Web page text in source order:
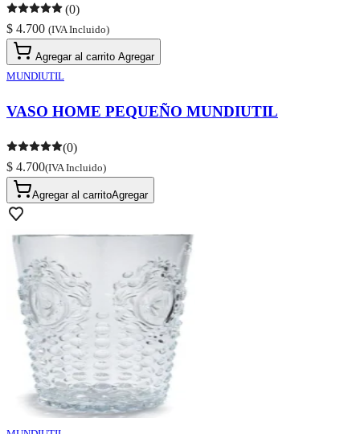
(0)
$ 4.700 (IVA Incluido)
Agregar al carrito Agregar
MUNDIUTIL
VASO HOME PEQUEÑO MUNDIUTIL
(0)
$ 4.700(IVA Incluido)
Agregar al carritoAgregar